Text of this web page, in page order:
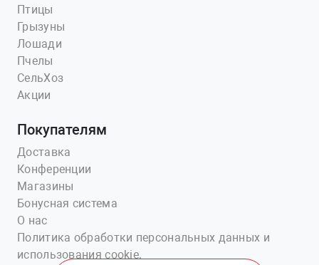
Птицы
Грызуны
Лошади
Пчелы
СельХоз
Акции
Покупателям
Доставка
Конференции
Магазины
Бонусная система
О нас
Политика обработки персональных данных и
использования cookie.